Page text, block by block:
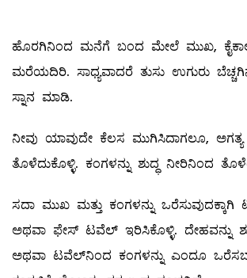
ಹೊರಗಿನಿಂದ ಮನೆಗೆ ಬಂದ ಮೇಲೆ ಮುಖ,
ಮರೆಯದಿರಿ. ಸಾಧ್ಯವಾದರೆ ತುಸು ಉಗುರು
ಸ್ನಾನ ಮಾಡಿ.
ನೀವು ಯಾವುದೇ ಕೆಲಸ ಮುಗಿಸಿದಾಗಲೂ, ಅಗತ್ಯ
ತೊಳೆದುಕೊಳ್ಳಿ. ಕಂಗಳನ್ನು ಶುದ್ಧ ನೀರಿನಿಂದ
ಸದಾ ಮುಖ ಮತ್ತು ಕಂಗಳನ್ನು ಒರೆಸುವುದಕ್ಕಾಗಿ
ಅಥವಾ ಫೇಸ್‌ ಟವೆಲ್‌ ಇರಿಸಿಕೊಳ್ಳಿ. ದೇಹವನ್ನು
ಅಥವಾ ಟವೆಲ್‌ನಿಂದ ಕಂಗಳನ್ನು ಎಂದೂ